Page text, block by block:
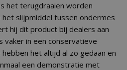
het terugdraaien worden
slijpmiddel tussen ondermes
hij dit product bij dealers aan
vaker in een conservatieve
het altijd al zo gedaan en
een demonstratie met